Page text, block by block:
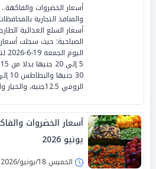
أسعار الخضروات
والمنافذ التجارية
أسعار السلع الغذائية
الصباحية؛ حيث سجلت أسعار
الرومي 12.5جنيه، والخيار والكوسة 10 إلي 16 جنيها وا
يونيو 2026
الخميس 18/يونيو/2026 - 08:00 ص